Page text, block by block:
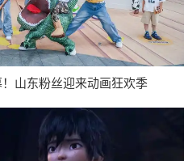
！山东粉丝迎来动画狂欢季